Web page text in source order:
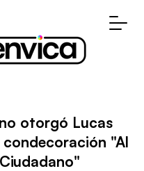
otorgó Lucas
"Al